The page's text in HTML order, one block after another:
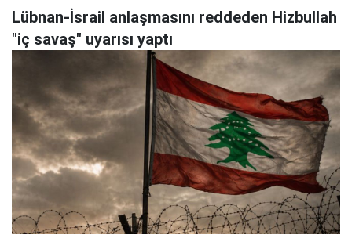
Lübnan-İsrail anlaşmasını reddeden Hizbullah
"iç savaş" uyarısı yaptı